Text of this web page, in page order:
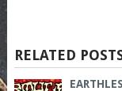
RELATED